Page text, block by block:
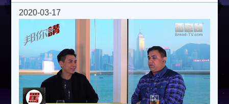
2020-03-17